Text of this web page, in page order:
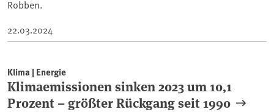
Robben.
22.03.2024
Klima | Energie
Klimaemissionen sinken 2023 um 10,1
Prozent – größter Rückgang seit 1990